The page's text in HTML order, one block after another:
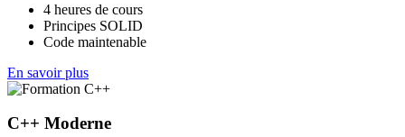
4 heures de cours
Principes SOLID
Code maintenable
En savoir plus
C++ Moderne